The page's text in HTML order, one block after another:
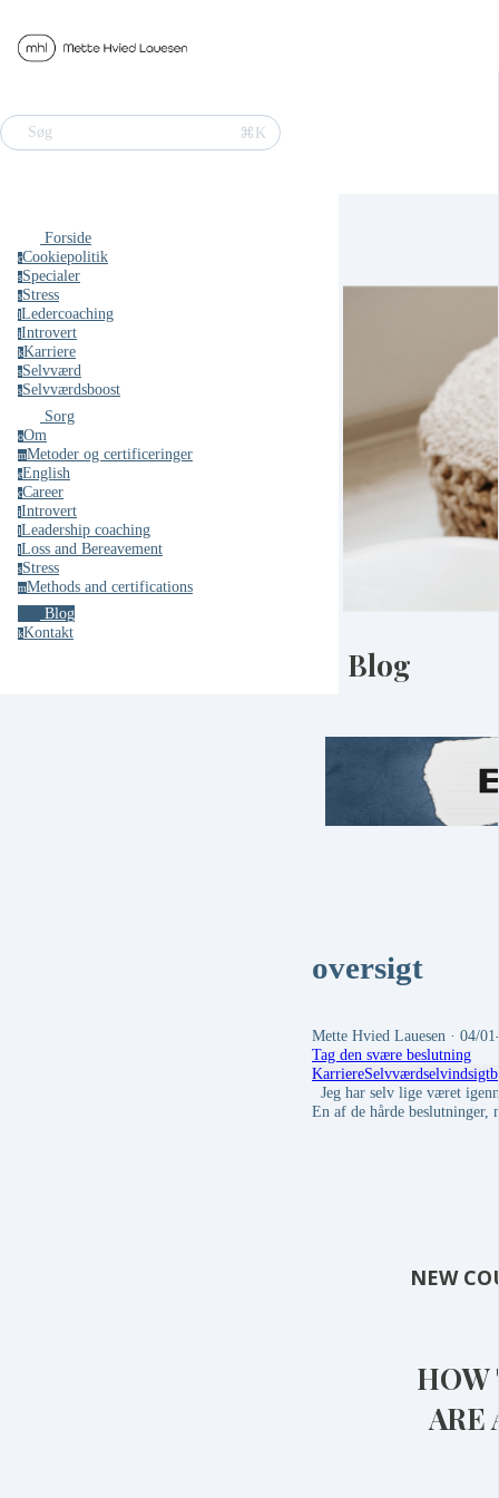
Søg ⌘K
Forside
cCookiepolitik
sSpecialer
sStress
lLedercoaching
iIntrovert
kKarriere
sSelvværd
sSelvværdsboost
Sorg
oOm
mMetoder og certificeringer
eEnglish
cCareer
iIntrovert
lLeadership coaching
lLoss and Bereavement
sStress
mMethods and certifications
Blog
kKontakt
Blog
oversigt
Mette Hvied Lauesen · 04/
Tag den svære beslutning
KarriereSelvværdselvindsigt
Jeg har selv lige været
En af de hårde
NEW
HOW
ARE